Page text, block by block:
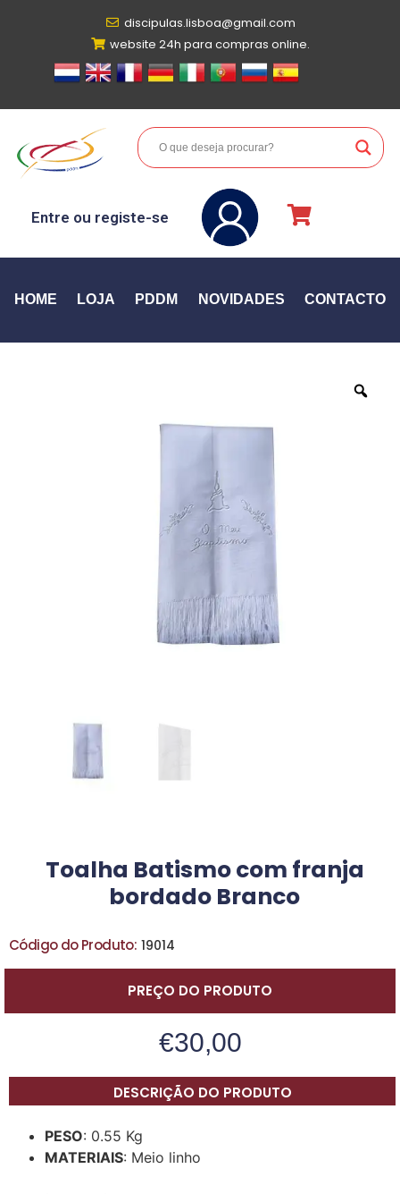
discipulas.lisboa@gmail.com
website 24h para compras online.
Entre ou registe-se
HOME LOJA PDDM NOVIDADES CONTACTO
Toalha Batismo com franja
bordado Branco
Código do Produto: 19014
PREÇO DO PRODUTO
€30,00
DESCRIÇÃO DO PRODUTO
PESO: 0.55 Kg
MATERIAIS: Meio linho